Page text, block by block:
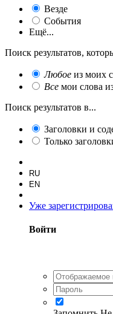
Везде
События
Ещё...
Поиск результатов,
Любое из моих
Все мои слова
Поиск результатов в...
Заголовки и
Только
RU
EN
Уже
Войти